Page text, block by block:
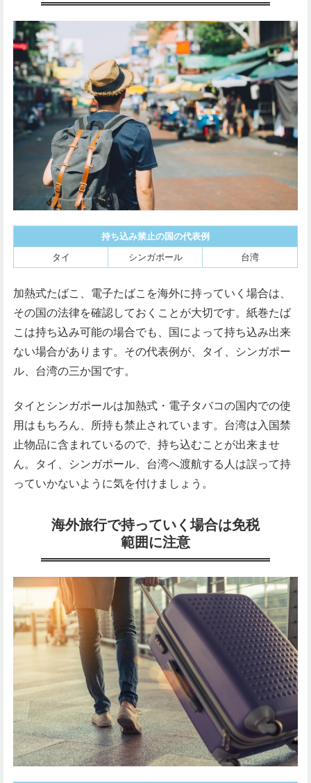
持ち込み禁止の国の代表例
タイ
シンガポール 台湾
加熱式たばこ、電子たばこを海外に持っていく場合は、
その国の法律を確認しておくことが大切です。紙巻たば
こは持ち込み可能の場合でも、国によって持ち込み出来
ない場合があります。その代表例が、タイ、シンガポー
ル、台湾の三か国です。
タイとシンガポールは加熱式・電子タバコの国内での使
用はもちろん、所持も禁止されています。台湾は入国禁
止物品に含まれているので、持ち込むことが出来ませ
ん。タイ、シンガポール、台湾へ渡航する人は誤って持
っていかないように気を付けましょう。
海外旅行で持っていく場合は免税
範囲に注意